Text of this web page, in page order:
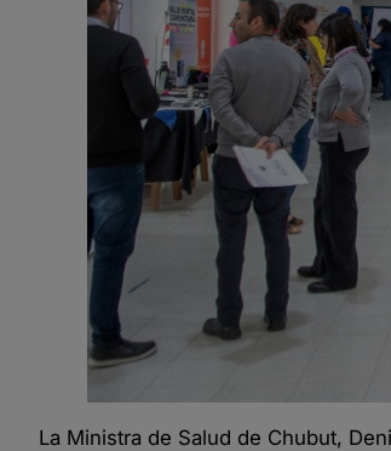
La Ministra de Salud de Chubut,